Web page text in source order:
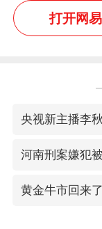
打开网
黄金牛市回来